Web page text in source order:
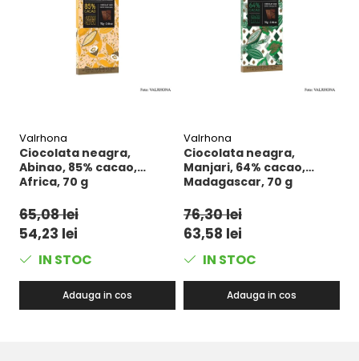
Valrhona
Ciocolata neagra,
Abinao, 85% cacao,
Africa, 70 g
65,08 lei
54,23 lei
IN STOC
Adauga in cos
Valrhona
Ciocolata neagra,
Manjari, 64% cacao,
Madagascar, 70 g
76,30 lei
63,58 lei
IN STOC
Adauga in cos